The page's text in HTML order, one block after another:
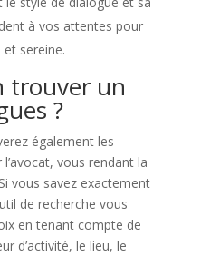
à vos attentes pour
sereine.
trouver un
?
également les
vous rendant la
vous savez exactement
de recherche vous
en tenant compte de
d’activité, le lieu, le